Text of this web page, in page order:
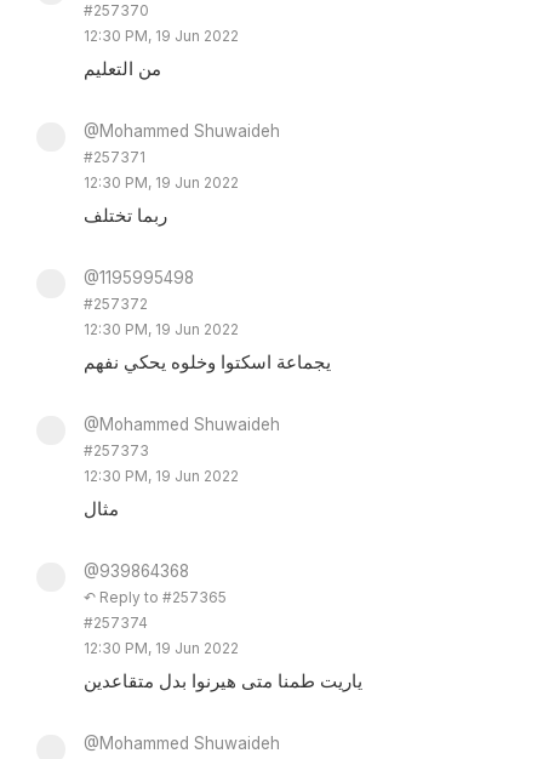
#257370
12:30 PM, 19 Jun 2022
من التعليم
@Mohammed Shuwaideh
#257371
12:30 PM, 19 Jun 2022
ربما تختلف
@1195995498
#257372
12:30 PM, 19 Jun 2022
يجماعة اسكتوا وخلوه يحكي نفهم
@Mohammed Shuwaideh
#257373
12:30 PM, 19 Jun 2022
مثال
@939864368
↶ Reply to #257365
#257374
12:30 PM, 19 Jun 2022
ياريت طمنا متى هيرنوا بدل متقاعدين
@Mohammed Shuwaideh